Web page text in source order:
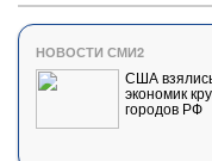
НОВОСТИ СМИ2
США
экономик
городов РФ